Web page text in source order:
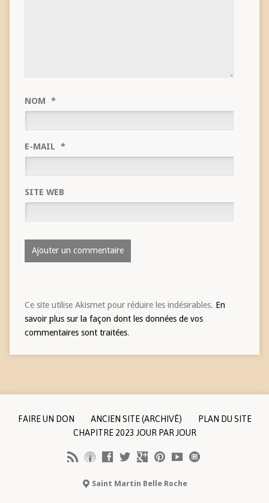
NOM *
E-MAIL *
SITE WEB
Ce site utilise Akismet pour réduire les indésirables. En
savoir plus sur la façon dont les données de vos
commentaires sont traitées.
FAIRE UN DON ANCIEN SITE (ARCHIVÉ)
PLAN DU SITE
CHAPITRE 2023 JOUR PAR JOUR
Saint Martin Belle Roche